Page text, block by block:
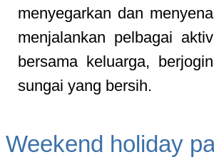
menyegarkan dan
menjalankan pelbagai
bersama keluarga,
sungai yang bersih.
Weekend holiday